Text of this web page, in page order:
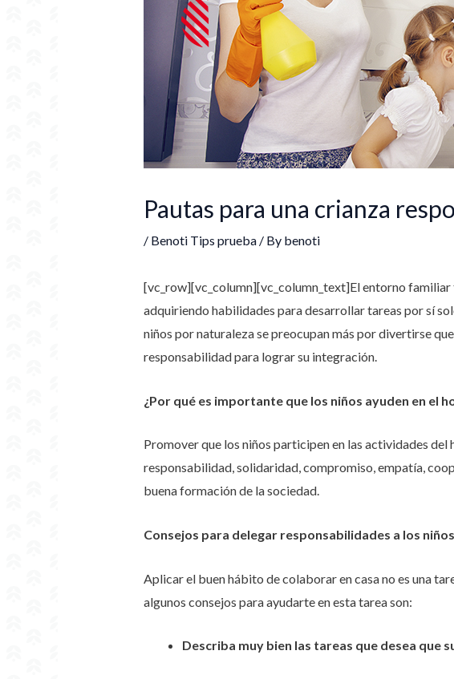
Pautas para una crianza
/ Benoti Tips prueba/ By benoti
[vc_row][vc_column][vc_column_text]El entorno familiar
adquiriendo habilidades para desarrollar tareas por sí
niños por naturaleza se preocupan más por divertirse
responsabilidad para lograr su integración.
¿Por qué es importante que los niños ayuden en el
Promover que los niños participen en las actividades
responsabilidad, solidaridad, compromiso, empatía,
buena formación de la sociedad.
Consejos para delegar responsabilidades a los
Aplicar el buen hábito de colaborar en casa no es una
algunos consejos para ayudarte en esta tarea son:
Describa muy bien las tareas que desea que